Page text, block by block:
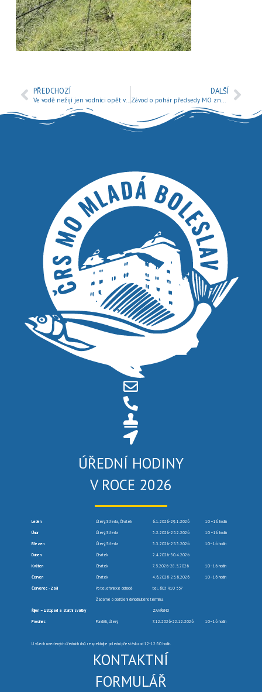
PŘEDCHOZÍ
Ve vodě nežijí jen vodníci opět v Mladé Boleslavi
DALŠÍ
Závod o pohár předsedy MO zná vítěze ročníku 2018
ÚŘEDNÍ HODINY
V ROCE 2026
Leden Úterý, Středa, Čtvrtek 6.1.2026-29.1.2026 10 –16 hodin
Únor Úterý, Středa 3.2.2026-25.2.2026 10 –16 hodin
Březen Úterý, Středa 3.3.2026-25.3.2026 10–16 hodin
Duben Čtvrtek 2.4.2026-30.4.2026
Květen Čtvrtek 7.5.2026-28.5.2026 10–16 hodin
Červen Čtvrtek 4.6.2026-25.6.2026 10–16 hodin
Červenec -Září Po telefonické dohodě tel. 603 910 557
Žádáme o dodržení dohodnutého termínu.
Říjen – Listopad a státní svátky ZAVŘENO
Prosinec Pondělí, Úterý 7.12.2026-22.12.2026 10–16 hodin
U všech uvedených úředních dnů respektujte polední přestávku od 12-12:30 hodin.
KONTAKTNÍ
FORMULÁŘ